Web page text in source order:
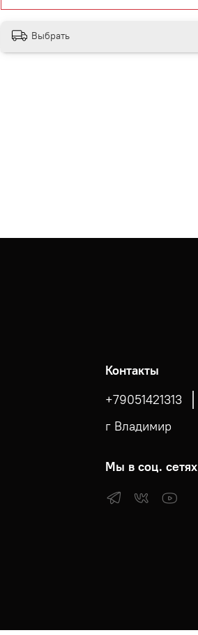
Выбрать
Контакты
+79051421313
г Владимир
Мы в соц. сетях